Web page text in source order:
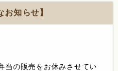
お知らせ】
当の販売をお休みさせてい